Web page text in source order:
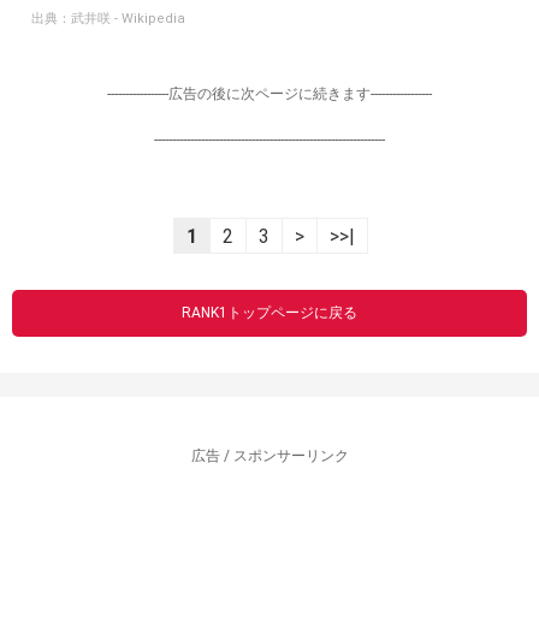
出典： 武井咲 - Wikipedia
-----------------広告の後に次ページに続きます-----------------
----------------------------------------------------------------
1 2 3 > >>|
RANK1トップページに戻る
広告 / スポンサーリンク